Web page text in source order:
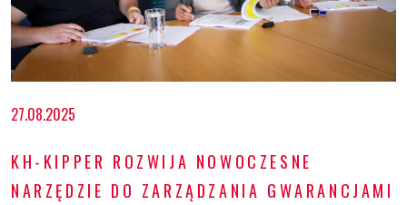
27.08.2025
KH-KIPPER ROZWIJA NOWOCZESNE
NARZĘDZIE DO ZARZĄDZANIA GWARANCJAMI